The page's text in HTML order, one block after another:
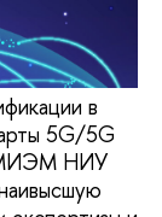
в
5G/5G
МИЭМ НИУ